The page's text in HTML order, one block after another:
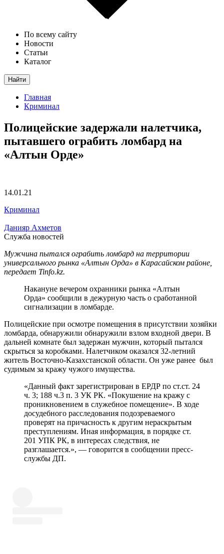
По всему сайту
Новости
Статьи
Каталог
Найти
Главная
Криминал
Полицейские задержали налетчика,
пытавшего ограбить ломбард на
«Алтын Орде»
14.01.21
Криминал
Данияр Ахметов
Служба новостей
Мужчина пытался ограбить ломбард на территории
универсального рынка «Алтын Орда» в Карасайском районе,
передает Tinfo.kz.
Накануне вечером охранники рынка «Алтын
Орда» сообщили в дежурную часть о сработанной
сигнализации в ломбарде.
Полицейские при осмотре помещения в присутствии хозяйки
ломбарда, обнаружили обнаружили взлом входной двери. В
дальней комнате был задержан мужчин, который пытался
скрыться за коробками. Налетчиком оказался 32-летний
житель Восточно-Казахстанской области. Он уже ранее был
судимым за кражу чужого имущества.
«Данный факт зарегистрирован в ЕРДР по ст.ст. 24
ч. 3; 188 ч.3 п. 3 УК РК. «Покушение на кражу с
проникновением в служебное помещение». В ходе
досудебного расследования подозреваемого
проверят на причасность к другим нераскрытым
преступлениям. Иная информация, в порядке ст.
201 УПК РК, в интересах следствия, не
разглашается.», — говорится в сообщении пресс-
службы ДП.